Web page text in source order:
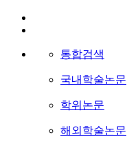
통합검색
국내학술논문
학위논문
해외학술논문